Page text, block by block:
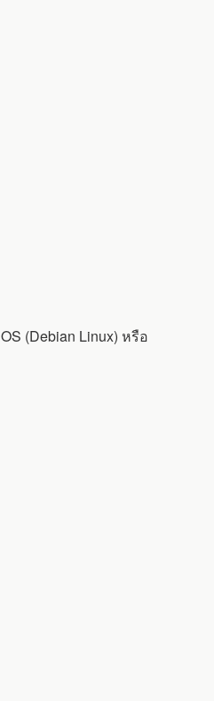
(Debian Linux) หรือ